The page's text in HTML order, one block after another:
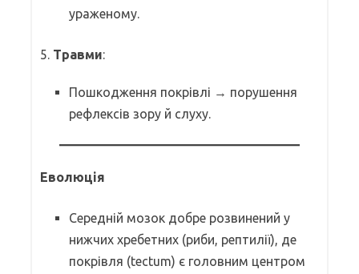
ураженому.
5. Травми:
Пошкодження покрівлі → порушення
рефлексів зору й слуху.
Еволюція
Середній мозок добре розвинений у
нижчих хребетних (риби, рептилії), де
покрівля (tectum) є головним центром